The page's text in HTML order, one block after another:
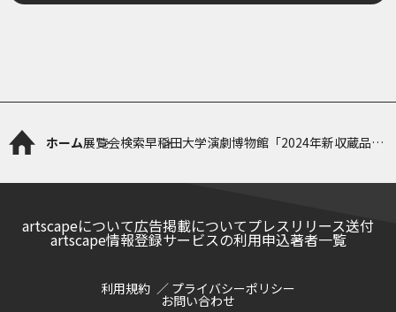
ホーム展覧会検索早稲田大学演劇博物館「2024年新収蔵品
artscapeについて広告掲載についてプレスリリース送付
artscape情報登録サービスの利用申込著者一覧
利用規約 プライバシーポリシー
お問い合わせ